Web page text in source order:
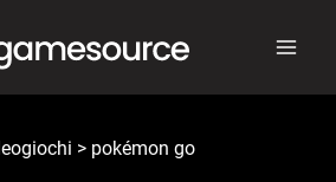
> pokémon go